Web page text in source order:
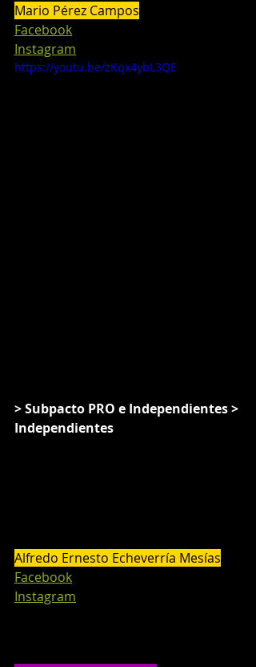
Mario Pérez Campos
Facebook
Instagram
https://youtu.be/zKqx4ybL3QE
> Subpacto PRO e Independientes >
Independientes
Alfredo Ernesto Echeverría Mesías
Facebook
Instagram